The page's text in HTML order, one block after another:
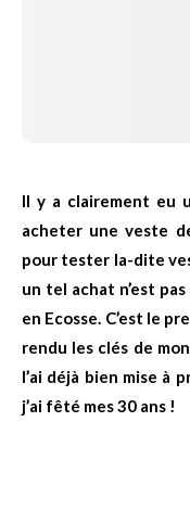
Il y a clairement eu
acheter une veste
pour tester la-dite
un tel achat n’est
en Ecosse. C’est le
rendu les clés de
l’ai déjà bien mise à
j’ai fêté mes 30 ans !